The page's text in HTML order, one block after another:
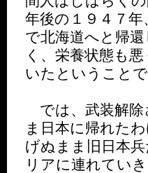
年後の１９４７
で北海道へと帰
く、栄養状態も
いたということで
では、武装解除
ま日本に帰れた
げぬまま旧日本
リアに連れてい